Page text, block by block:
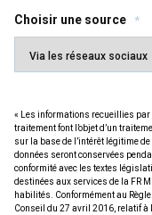
Choisir une source *
« Les informations recueillies par
traitement font l’objet d’un
sur la base de l’intérêt légitime
données seront conservées
conformité avec les textes
destinées aux services de la FR
habilités. Conformément au
Conseil du 27 avril 2016, relatif à